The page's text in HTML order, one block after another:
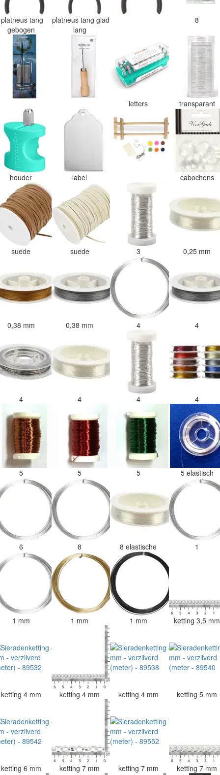
platneus tang
gebogen
platneus tang glad
lang
8
letters transparant
houder label cabochons
suede suede 3 0,25 mm
0,38 mm 0,38 mm 4 4
4 4 4 4
5 5 5 5 elastisch
6 8 8 elastische 1
1 mm 1 mm 1 mm ketting 3,5
ketting 4 mm ketting 4 mm ketting 4 mm ketting 5 mm
ketting 6 mm ketting 7 mm ketting 7 mm ketting 7 mm